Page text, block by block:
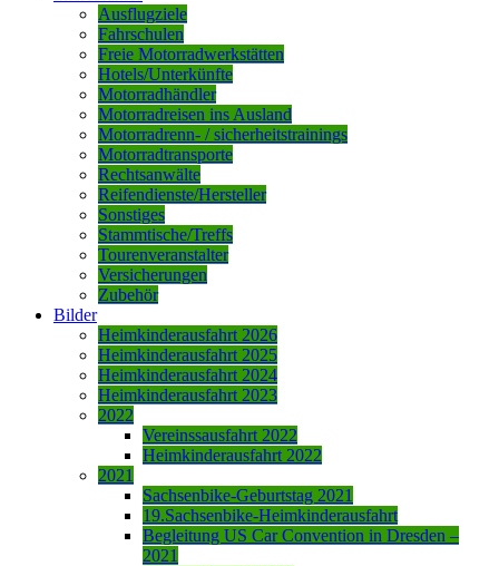
Ausflugziele
Fahrschulen
Freie Motorradwerkstätten
Hotels/Unterkünfte
Motorradhändler
Motorradreisen ins Ausland
Motorradrenn- / sicherheitstrainings
Motorradtransporte
Rechtsanwälte
Reifendienste/Hersteller
Sonstiges
Stammtische/Treffs
Tourenveranstalter
Versicherungen
Zubehör
Bilder
Heimkinderausfahrt 2026
Heimkinderausfahrt 2025
Heimkinderausfahrt 2024
Heimkinderausfahrt 2023
2022
Vereinssausfahrt 2022
Heimkinderausfahrt 2022
2021
Sachsenbike-Geburtstag 2021
19.Sachsenbike-Heimkinderausfahrt
Begleitung US Car Convention in Dresden –
2021